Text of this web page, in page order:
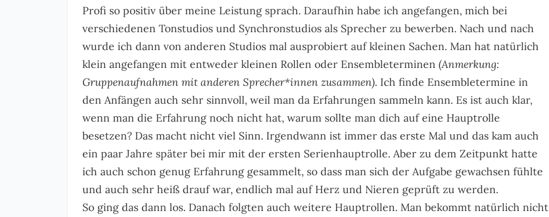
Profi so positiv über meine Leistung sprach. Daraufhin habe ich angefangen, mich bei
verschiedenen Tonstudios und Synchronstudios als Sprecher zu bewerben. Nach und nach
wurde ich dann von anderen Studios mal ausprobiert auf kleinen Sachen. Man hat natürlich
klein angefangen mit entweder kleinen Rollen oder Ensembleterminen (Anmerkung:
Gruppenaufnahmen mit anderen Sprecher*innen zusammen). Ich finde Ensembletermine in
den Anfängen auch sehr sinnvoll, weil man da Erfahrungen sammeln kann. Es ist auch klar,
wenn man die Erfahrung noch nicht hat, warum sollte man dich auf eine Hauptrolle
besetzen? Das macht nicht viel Sinn. Irgendwann ist immer das erste Mal und das kam auch
ein paar Jahre später bei mir mit der ersten Serienhauptrolle. Aber zu dem Zeitpunkt hatte
ich auch schon genug Erfahrung gesammelt, so dass man sich der Aufgabe gewachsen fühlte
und auch sehr heiß drauf war, endlich mal auf Herz und Nieren geprüft zu werden.
So ging das dann los. Danach folgten auch weitere Hauptrollen. Man bekommt natürlich nicht